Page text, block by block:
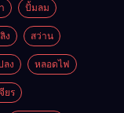
ปั้มลม
ง สว่าน
ลง หลอดไฟ
ยร